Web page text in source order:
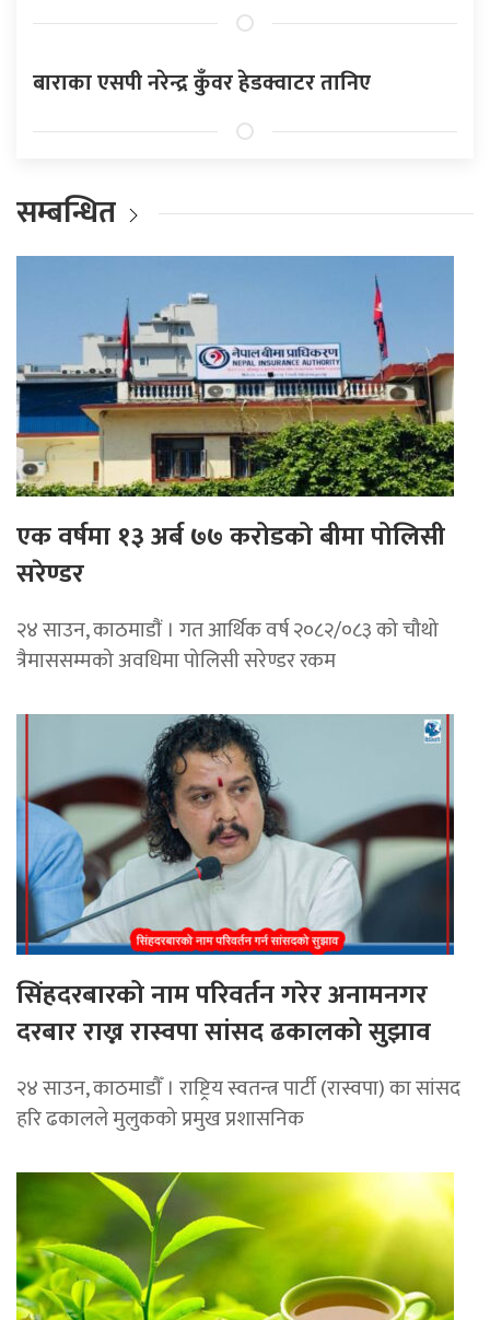
बाराका एसपी नरेन्द्र कुँवर हेडक्वाटर तानिए
सम्बन्धित
एक वर्षमा १३ अर्ब ७७ करोडको बीमा पोलिसी
सरेण्डर
२४ साउन, काठमाडाैं । गत आर्थिक वर्ष २०८२/०८३ को चौथो
त्रैमाससम्मको अवधिमा पोलिसी सरेण्डर रकम
सिंहदरबारको नाम परिवर्तन गरेर अनामनगर
दरबार राख्न रास्वपा सांसद ढकालको सुझाव
२४ साउन, काठमाडाैँ । राष्ट्रिय स्वतन्त्र पार्टी (रास्वपा) का सांसद
हरि ढकालले मुलुकको प्रमुख प्रशासनिक